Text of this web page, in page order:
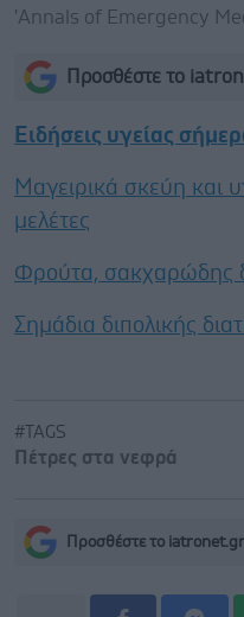
'Annals of Emergency
Προσθέστε το
Ειδήσεις υγείας
Μαγειρικά σκεύη και
μελέτες
Φρούτα, σακχαρώδης
Σημάδια διπολικής
#TAGS
Πέτρες στα νεφρά
Προσθέστε το